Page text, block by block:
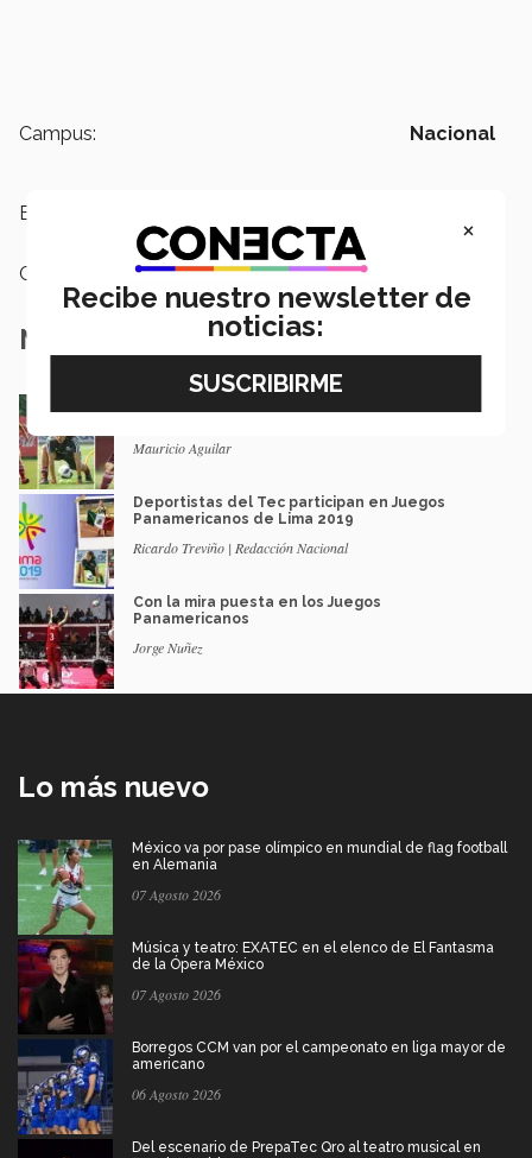
Campus: Nacional
Etiquetas:
Categoría:
Notas Relacionadas
Mauricio Aguilar
Deportistas del Tec participan en Juegos
Panamericanos de Lima 2019
Ricardo Treviño | Redacción Nacional
Con la mira puesta en los Juegos
Panamericanos
Jorge Nuñez
Lo más nuevo
México va por pase olímpico en mundial de flag football
en Alemania
07 Agosto 2026
Música y teatro: EXATEC en el elenco de El Fantasma
de la Ópera México
07 Agosto 2026
Borregos CCM van por el campeonato en liga mayor de
americano
06 Agosto 2026
Del escenario de PrepaTec Qro al teatro musical en
×
Recibe nuestro newsletter de
noticias: